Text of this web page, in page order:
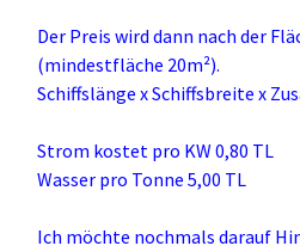
Der Preis wird dann nach der
(mindestfläche 20m²).
Schiffslänge x Schiffsbreite x
Strom kostet pro KW 0,80 TL
Wasser pro Tonne 5,00 TL
Ich möchte nochmals darauf